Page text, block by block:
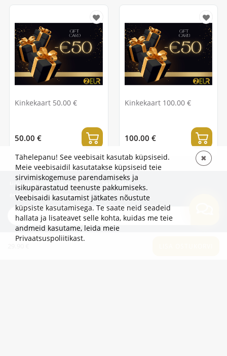
Kinkekaart 50.00 €
50.00 €
Kinkekaart 100.00 €
100.00 €
Liitu uudiskirjaga, et olla esimene, kes kuuleb
pakkumistest ja uudistest!
Tähelepanu! See veebisait kasutab küpsiseid.
Meie veebisaidil kasutatakse küpsiseid teie
sirvimiskogemuse parendamiseks ja
isikupärastatud teenuste pakkumiseks.
Veebisaidi kasutamist jätkates nõustute
küpsiste kasutamisega. Te saate neid seadeid
hallata ja lisateavet selle kohta, kuidas me teie
andmeid kasutame, leida meie
Privaatsuspoliitikast.
✖